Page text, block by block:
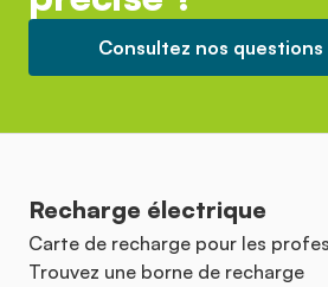
Consultez nos
Recharge électrique
Carte de recharge pour les
Trouvez une borne de recharge